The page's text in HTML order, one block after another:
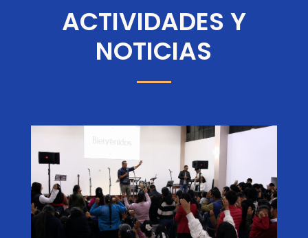
ACTIVIDADES Y
NOTICIAS